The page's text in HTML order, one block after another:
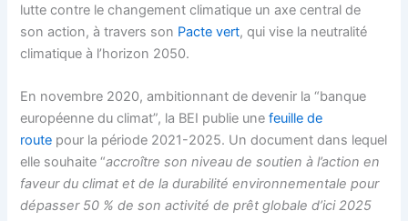
lutte contre le changement climatique un axe central de
son action, à travers son Pacte vert, qui vise la neutralité
climatique à l’horizon 2050.
En novembre 2020, ambitionnant de devenir la “banque
européenne du climat”, la BEI publie unefeuille de
route pour la période 2021-2025. Un document dans lequel
elle souhaite “accroître son niveau de soutien à l’action en
faveur du climat et de la durabilité environnementale pour
dépasser 50 % de son activité de prêt globale d’ici 2025